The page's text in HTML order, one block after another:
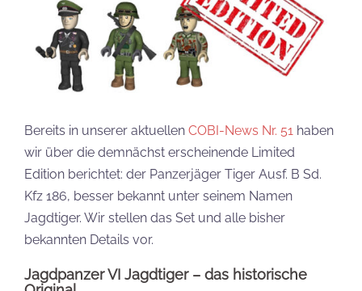
Bereits in unserer aktuellen COBI-News Nr. 51 haben
wir über die demnächst erscheinende Limited
Edition berichtet: der Panzerjäger Tiger Ausf. B Sd.
Kfz 186, besser bekannt unter seinem Namen
Jagdtiger. Wir stellen das Set und alle bisher
bekannten Details vor.
Jagdpanzer VI Jagdtiger – das historische